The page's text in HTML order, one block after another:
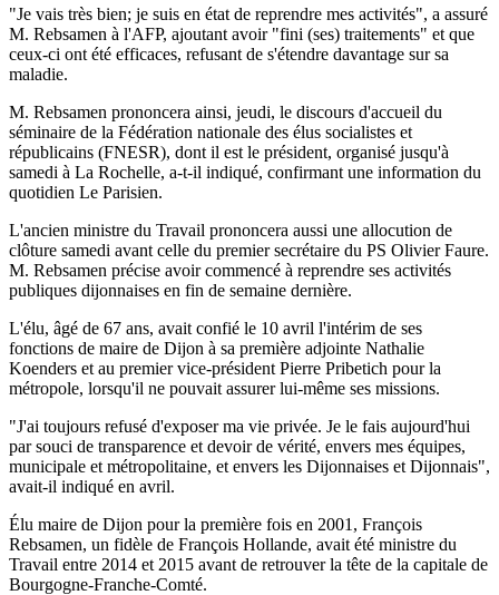
"Je vais très bien; je suis en état de reprendre mes activités", a assuré
M. Rebsamen à l'AFP, ajoutant avoir "fini (ses) traitements" et que
ceux-ci ont été efficaces, refusant de s'étendre davantage sur sa
maladie.
M. Rebsamen prononcera ainsi, jeudi, le discours d'accueil du
séminaire de la Fédération nationale des élus socialistes et
républicains (FNESR), dont il est le président, organisé jusqu'à
samedi à La Rochelle, a-t-il indiqué, confirmant une information du
quotidien Le Parisien.
L'ancien ministre du Travail prononcera aussi une allocution de
clôture samedi avant celle du premier secrétaire du PS Olivier Faure.
M. Rebsamen précise avoir commencé à reprendre ses activités
publiques dijonnaises en fin de semaine dernière.
L'élu, âgé de 67 ans, avait confié le 10 avril l'intérim de ses
fonctions de maire de Dijon à sa première adjointe Nathalie
Koenders et au premier vice-président Pierre Pribetich pour la
métropole, lorsqu'il ne pouvait assurer lui-même ses missions.
"J'ai toujours refusé d'exposer ma vie privée. Je le fais aujourd'hui
par souci de transparence et devoir de vérité, envers mes équipes,
municipale et métropolitaine, et envers les Dijonnaises et Dijonnais",
avait-il indiqué en avril.
Élu maire de Dijon pour la première fois en 2001, François
Rebsamen, un fidèle de François Hollande, avait été ministre du
Travail entre 2014 et 2015 avant de retrouver la tête de la capitale de
Bourgogne-Franche-Comté.